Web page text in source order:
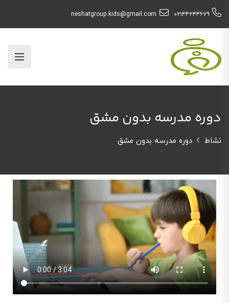
۰۲۱۴۴۲۴۴۶۷۹ neshatgroup.kids@gmail.com
دوره مدرسه بدون مشق
نشاط دوره مدرسه بدون مشق